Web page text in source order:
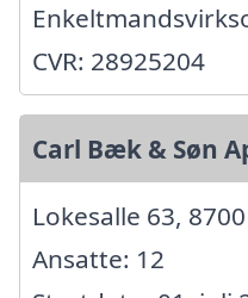
CVR: 28925204
Carl Bæk & Søn
Lokesalle 63,
Ansatte: 12